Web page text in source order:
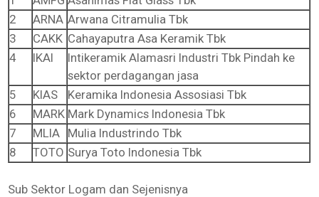
2
ARNA Arwana Citramulia Tbk
3
CAKK Cahayaputra Asa Keramik Tbk
4
IKAI
Intikeramik Alamasri Industri Tbk Pindah ke
sektor perdagangan jasa
5
KIAS
Keramika Indonesia Assosiasi Tbk
6
MARK Mark Dynamics Indonesia Tbk
7
MLIA Mulia Industrindo Tbk
8
TOTO Surya Toto Indonesia Tbk
Sub Sektor Logam dan Sejenisnya